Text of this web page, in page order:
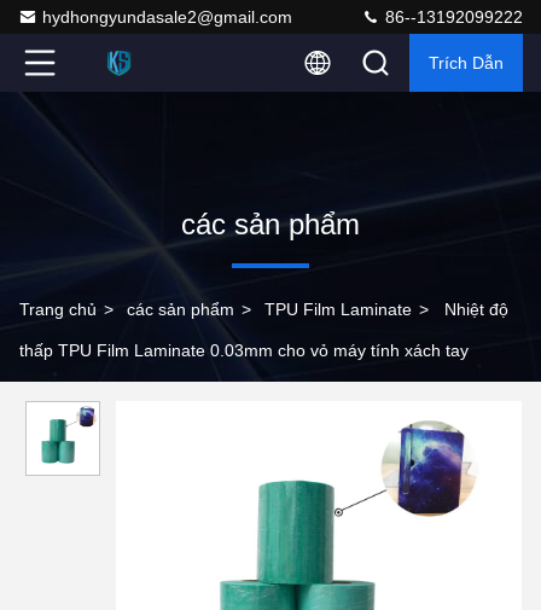
hydhongyundasale2@gmail.com 86--13192099222
Trích Dẫn
các sản phẩm
Trang chủ > các sản phẩm > TPU Film Laminate > Nhiệt độ
thấp TPU Film Laminate 0.03mm cho vỏ máy tính xách tay